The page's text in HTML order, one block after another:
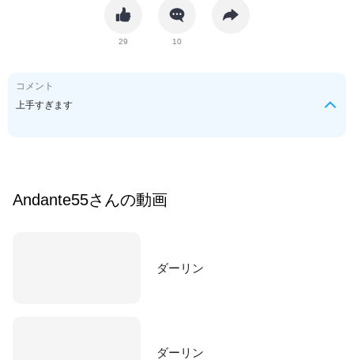
29 10
コメント
上手すぎます
Andante55さんの動画
ダーリン
ダーリン